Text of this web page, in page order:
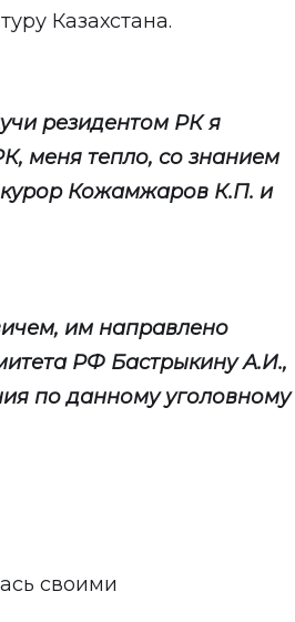
Казахстана.
резидентом РК я
меня тепло, со знанием
Кожамжаров К.П. и
им направлено
РФ Бастрыкину А.И.,
по данному уголовному
своими